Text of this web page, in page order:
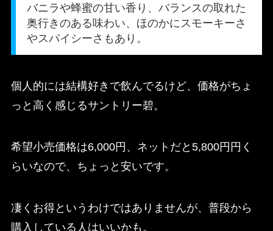
バニラや蜂蜜の甘い香り、バランスの取れた
奥行きのある味わい、ほのかにスモーキーさ
やスパイシーさもあり。
個人的には結構好きで飲んでるけど、価格がちょ
っと高く感じるサントリー碧。
希望小売価格は6,000円、ネットだと5,800円円く
らいなので、ちょっと安いです。
凄くお得というわけではありませんが、普段から
購入している人はいいかも。